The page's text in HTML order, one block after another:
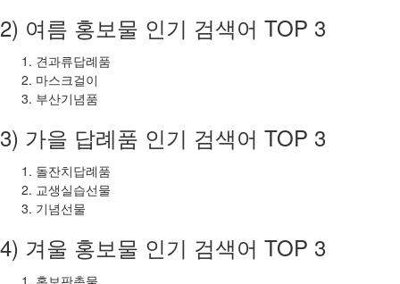
2) 여름 홍보물 인기 검색어 TOP 3
견과류답례품
마스크걸이
부산기념품
3) 가을 답례품 인기 검색어 TOP 3
돌잔치답례품
교생실습선물
기념선물
4) 겨울 홍보물 인기 검색어 TOP 3
홍보판촉물